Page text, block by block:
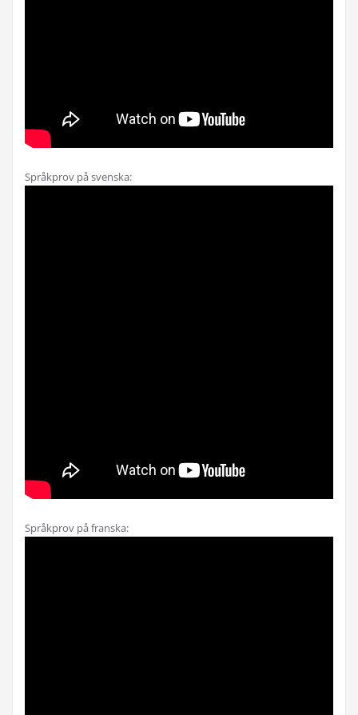
Språkprov på svenska:
Språkprov på franska: